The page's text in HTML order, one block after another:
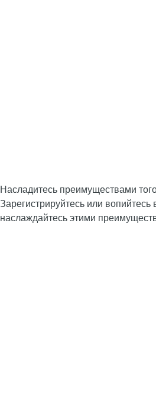
Насладитесь преимуществами
Зарегистрируйтесь или вопийтесь
наслаждайтесь этими